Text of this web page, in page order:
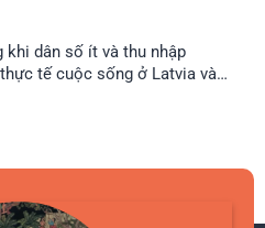
khi dân số ít và thu nhập
tế cuộc sống ở Latvia và